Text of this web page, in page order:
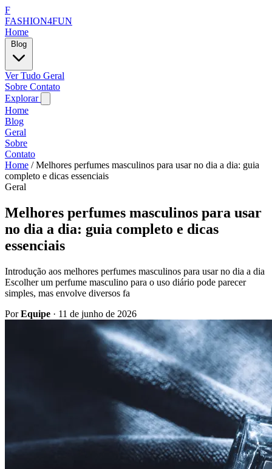
F
FASHION4FUN
Home
Ver Tudo Geral
Sobre Contato
Explorar
Home
Blog
Geral
Sobre
Contato
Home / Melhores perfumes masculinos para usar no dia a dia: guia
completo e dicas essenciais
Geral
Melhores perfumes masculinos para usar
no dia a dia: guia completo e dicas
essenciais
Introdução aos melhores perfumes masculinos para usar no dia a dia
Escolher um perfume masculino para o uso diário pode parecer
simples, mas envolve diversos fa
PorEquipe · 11 de junho de 2026